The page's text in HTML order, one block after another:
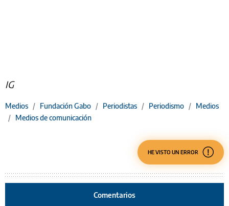
IG
Medios / Fundación Gabo / Periodistas / Periodismo / Medios
/ Medios de comunicación
HE VISTO UN ERROR
Comentarios